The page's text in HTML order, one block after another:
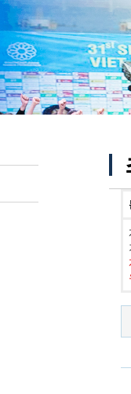
교직원현황
학생현황
위치/전화
전경사진